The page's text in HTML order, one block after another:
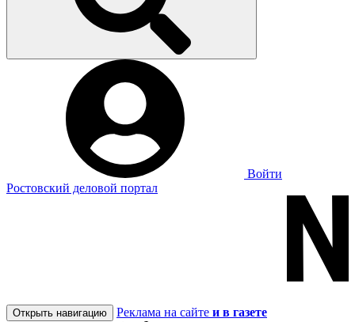
Войти
Ростовский деловой портал
Открыть навигацию Реклама на сайте и в газете